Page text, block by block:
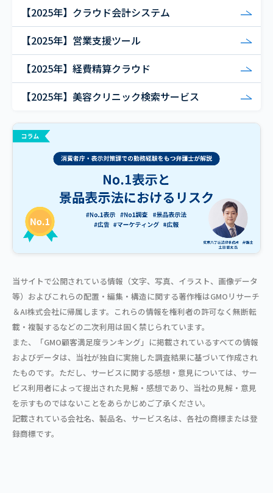
【2025年】クラウド会計システム
【2025年】営業支援ツール
【2025年】経費精算クラウド
【2025年】美容クリニック検索サービス
当サイトで公開されている情報（文字、写真、イラスト、画像データ
等）およびこれらの配置・編集・構造に関する著作権はGMOリサーチ
＆AI株式会社に帰属します。これらの情報を権利者の許可なく無断転
載・複製するなどの二次利用は固く禁じられています。
また、「GMO顧客満足度ランキング」に掲載されているすべての情報
およびデータは、当社が独自に実施した調査結果に基づいて作成され
たものです。ただし、サービスに関する感想・意見については、サー
ビス利用者によって提出された見解・感想であり、当社の見解・意見
を示すものではないことをあらかじめご了承ください。
記載されている会社名、製品名、サービス名は、各社の商標または登
録商標です。